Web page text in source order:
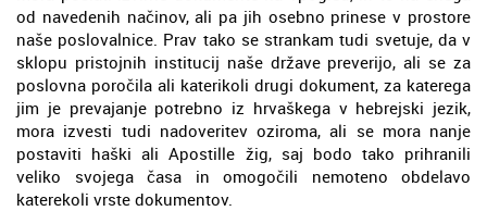
od navedenih načinov, ali pa jih osebno prinese v prostore
naše poslovalnice. Prav tako se strankam tudi svetuje, da v
sklopu pristojnih institucij naše države preverijo, ali se za
poslovna poročila ali katerikoli drugi dokument, za katerega
jim je prevajanje potrebno iz hrvaškega v hebrejski jezik,
mora izvesti tudi nadoveritev oziroma, ali se mora nanje
postaviti haški ali Apostille žig, saj bodo tako prihranili
veliko svojega časa in omogočili nemoteno obdelavo
katerekoli vrste dokumentov.